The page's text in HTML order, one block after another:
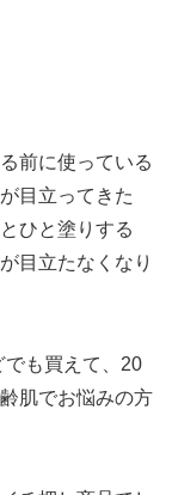
前に使っている
目立ってきた
ひと塗りする
目立たなくなり
でも買えて、20
肌でお悩みの方